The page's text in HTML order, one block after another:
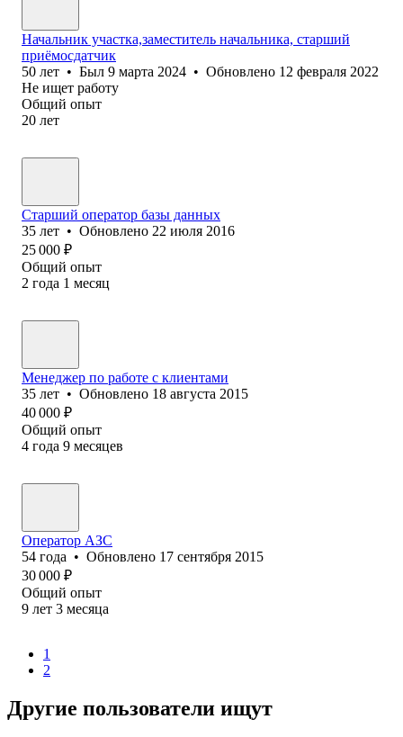
Начальник участка,заместитель начальника, старший
приёмосдатчик
50 лет • Был 9 марта 2024 • Обновлено 12 февраля 2022
Не ищет работу
Общий опыт
20 лет
Старший оператор базы данных
35 лет • Обновлено 22 июля 2016
25 000 ₽
Общий опыт
2 года 1 месяц
Менеджер по работе с клиентами
35 лет • Обновлено 18 августа 2015
40 000 ₽
Общий опыт
4 года 9 месяцев
Оператор АЗС
54 года • Обновлено 17 сентября 2015
30 000 ₽
Общий опыт
9 лет 3 месяца
1
2
Другие пользователи ищут